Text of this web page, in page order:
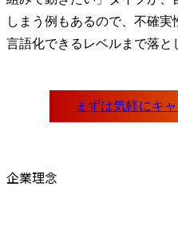
しまう例もあるので、不確
言語化できるレベルまで落と
企業理念